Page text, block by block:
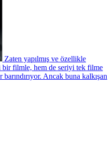
Zaten yapılmış ve özellikle
bir filmle, hem de seriyi tek filme
Ancak buna kalkışan